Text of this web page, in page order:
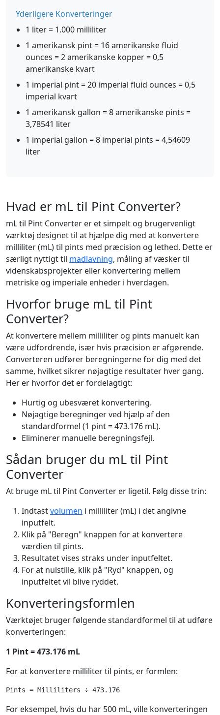
Yderligere Konverteringer
1 liter = 1.000 milliliter
1 amerikansk pint = 16 amerikanske fluid
ounces = 2 amerikanske kopper = 0,5
amerikanske kvart
1 imperial pint = 20 imperial fluid ounces = 0,5
imperial kvart
1 amerikansk gallon = 8 amerikanske pints =
3,78541 liter
1 imperial gallon = 8 imperial pints = 4,54609
liter
Hvad er mL til Pint Converter?
mL til Pint Converter er et simpelt og brugervenligt
værktøj designet til at hjælpe dig med at konvertere
milliliter (mL) til pints med præcision og lethed. Dette er
særligt nyttigt til madlavning, måling af væsker til
videnskabsprojekter eller konvertering mellem
metriske og imperiale enheder i hverdagen.
Hvorfor bruge mL til Pint
Converter?
At konvertere mellem milliliter og pints manuelt kan
være udfordrende, især hvis præcision er afgørende.
Converteren udfører beregningerne for dig med det
samme, hvilket sikrer nøjagtige resultater hver gang.
Her er hvorfor det er fordelagtigt:
Hurtig og ubesværet konvertering.
Nøjagtige beregninger ved hjælp af den
standardformel (1 pint = 473.176 mL).
Eliminerer manuelle beregningsfejl.
Sådan bruger du mL til Pint
Converter
At bruge mL til Pint Converter er ligetil. Følg disse trin:
Indtastvolumen i milliliter (mL) i det angivne
inputfelt.
Klik på "Beregn" knappen for at konvertere
værdien til pints.
Resultatet vises straks under inputfeltet.
For at nulstille, klik på "Ryd" knappen, og
inputfeltet vil blive ryddet.
Konverteringsformlen
Værktøjet bruger følgende standardformel til at udføre
konverteringen:
1 Pint = 473.176 mL
For at konvertere milliliter til pints, er formlen:
For eksempel, hvis du har 500 mL, ville konverteringen